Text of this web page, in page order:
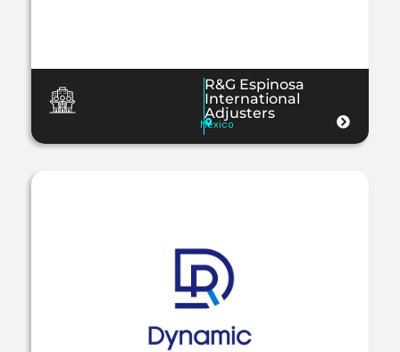
R&G Espinosa
International
Adjusters
México